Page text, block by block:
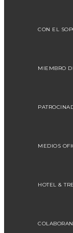
CON EL
MIEMBRO
MEDIOS
HOTEL &